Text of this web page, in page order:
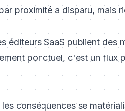
proximité a disparu, mais
éditeurs SaaS publient des
ponctuel, c'est un flux
conséquences se